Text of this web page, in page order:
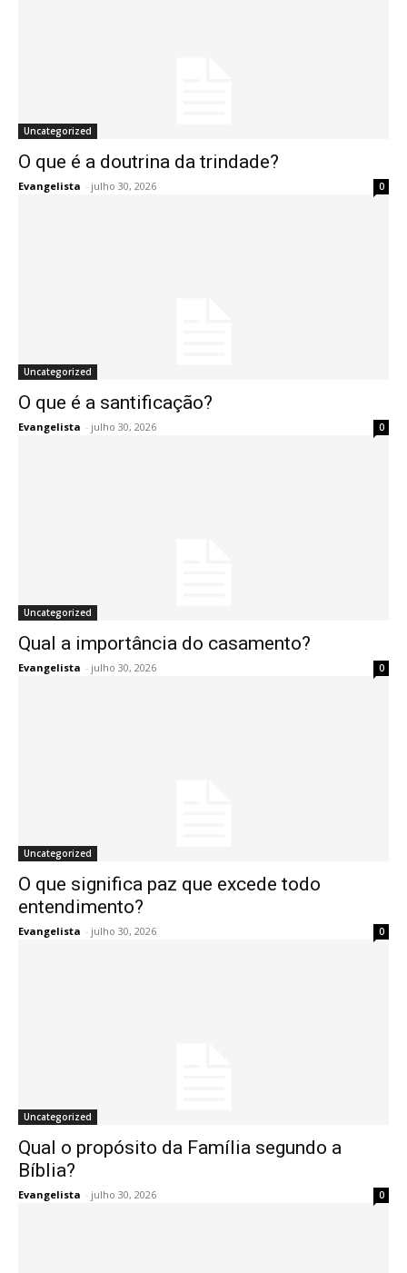
Uncategorized
O que é a doutrina da trindade?
Evangelista - julho 30, 2026 0
Uncategorized
O que é a santificação?
Evangelista - julho 30, 2026 0
Uncategorized
Qual a importância do casamento?
Evangelista - julho 30, 2026 0
Uncategorized
O que significa paz que excede todo
entendimento?
Evangelista - julho 30, 2026 0
Uncategorized
Qual o propósito da Família segundo a
Bíblia?
Evangelista - julho 30, 2026 0